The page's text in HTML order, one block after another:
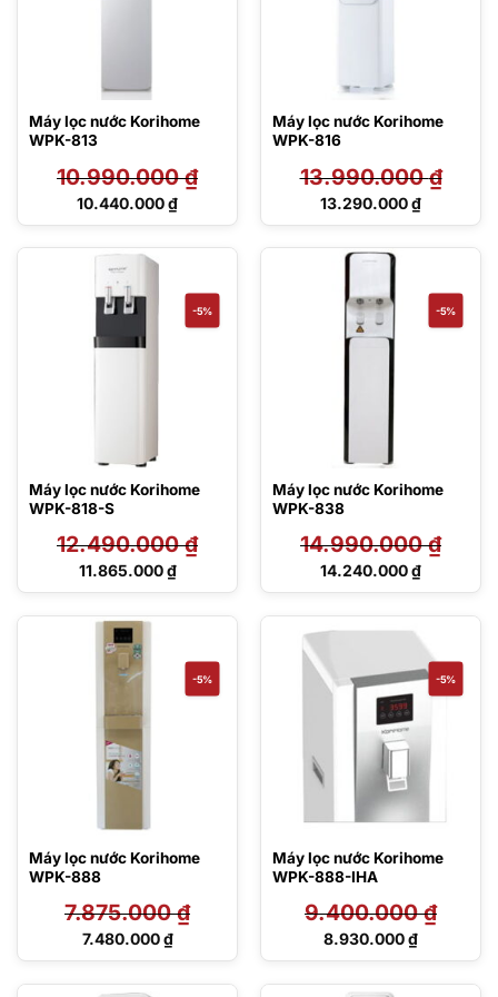
Máy lọc nước Korihome
WPK-813
10.990.000₫
Giá
10.990.000 ₫.
10.440.000₫
Giá
tại
là:
10.440.000 ₫.
Máy lọc nước Korihome
WPK-816
13.990.000₫
Giá
13.990.000 ₫.
13.290.000₫
Giá
tại
13.290.000 ₫.
-5%
Máy lọc nước Korihome
WPK-818-S
12.490.000₫
Giá
12.490.000 ₫.
11.865.000₫
Giá
tại
là:
11.865.000 ₫.
-5%
Máy lọc nước Korihome
WPK-838
14.990.000₫
Giá
14.990.000 ₫.
14.240.000₫
Giá
14.240.000 ₫.
-5%
Máy lọc nước Korihome
WPK-888
7.875.000₫
Giá
7.875.000 ₫.
7.480.000₫
Giá
tại
-5%
Máy lọc nước Korihome
WPK-888-IHA
9.400.000₫
Giá
9.400.000 ₫.
8.930.000₫
Giá
tại